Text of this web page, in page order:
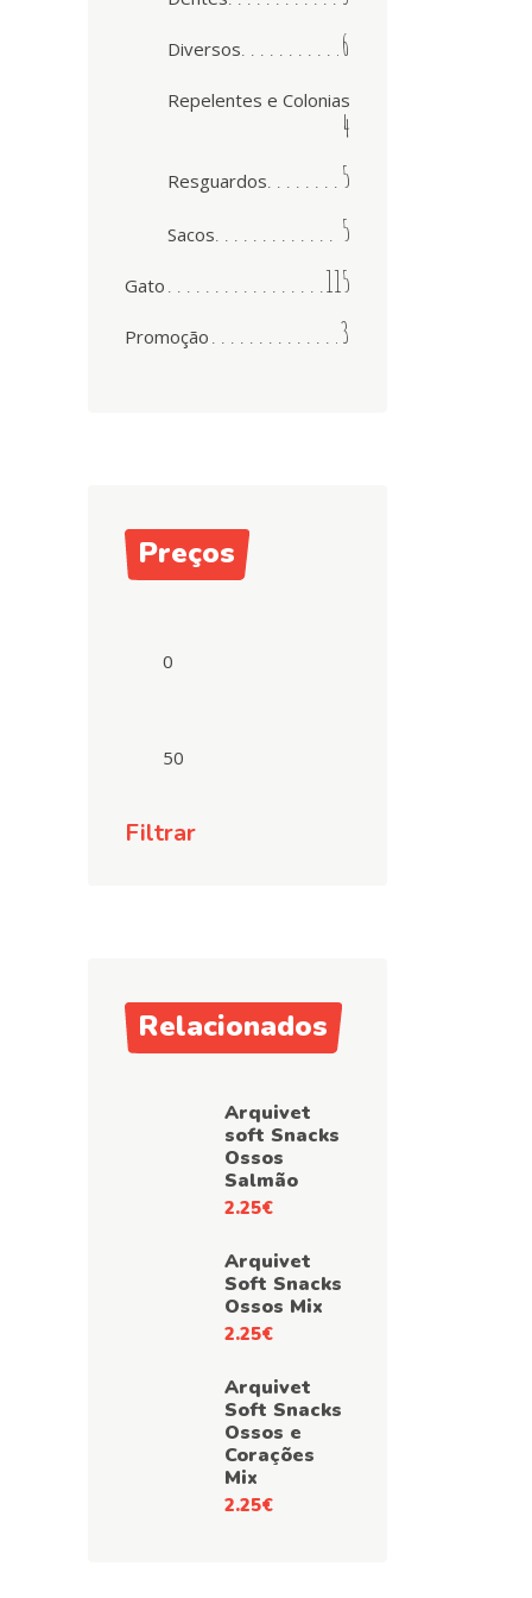
Diversos 6
Repelentes e Colonias
4
Resguardos 5
Sacos 5
Gato 115
Promoção 3
Preços
mínimo
máximo
Filtrar
Relacionados
Arquivet
soft Snacks
Ossos
Salmão
2.25€
Arquivet
Soft Snacks
Ossos Mix
2.25€
Arquivet
Soft Snacks
Ossos e
Corações
Mix
2.25€